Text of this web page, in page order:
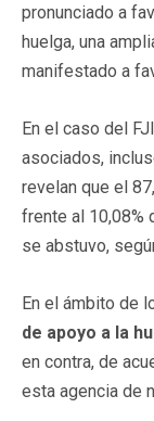
pronunciado a
huelga, una
manifestado a
En el caso del
asociados,
revelan que el
frente al 10,08%
se abstuvo,
En el ámbito de
de apoyo a la
en contra, de
esta agencia de